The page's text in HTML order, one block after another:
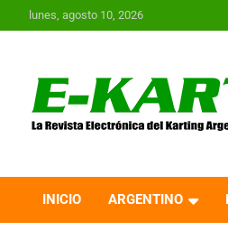
Saltar
al
lunes, agosto 10, 2026
Revista
INICIO ARGENTINO